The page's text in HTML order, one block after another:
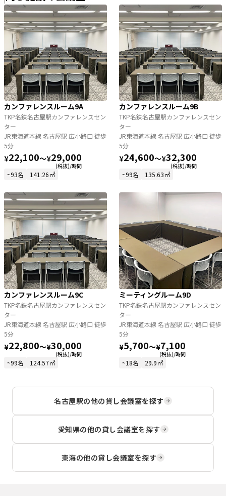
カンファレンスルーム9A
TKP名鉄名古屋駅カンファレンスセン
ター
JR東海道本線 名古屋駅 広小路口 徒歩
5分
¥22,100〜¥29,000
(税抜)/時間
~93名 141.26㎡
カンファレンスルーム9B
TKP名鉄名古屋駅カンファレンスセン
ター
JR東海道本線 名古屋駅 広小路口 徒歩
5分
¥24,600〜¥32,300
(税抜)/時間
~99名 135.63㎡
カンファレンスルーム9C
TKP名鉄名古屋駅カンファレンスセン
ター
JR東海道本線 名古屋駅 広小路口 徒歩
5分
¥22,800〜¥30,000
(税抜)/時間
~99名 124.57㎡
ミーティングルーム9D
TKP名鉄名古屋駅カンファレンスセン
ター
JR東海道本線 名古屋駅 広小路口 徒歩
5分
¥5,700〜¥7,100
(税抜)/時間
~18名 29.9㎡
名古屋駅の他の貸し会議室を探す
愛知県の他の貸し会議室を探す
東海の他の貸し会議室を探す